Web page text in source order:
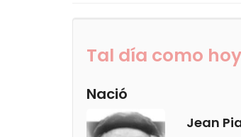
Tal día como hoy
Nació
Jean